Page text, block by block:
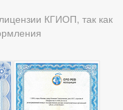
КГИОП, так как